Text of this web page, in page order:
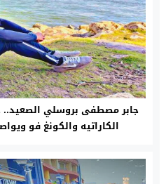
جابر مصطفى بروسلي الصعيد..
الكاراتيه والكونغ فو